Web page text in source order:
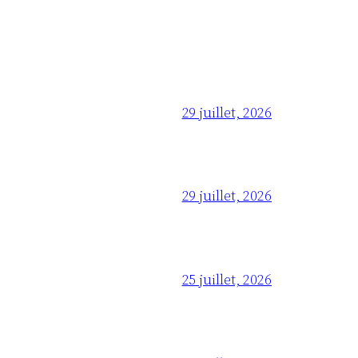
29 juillet, 2026
29 juillet, 2026
25 juillet, 2026